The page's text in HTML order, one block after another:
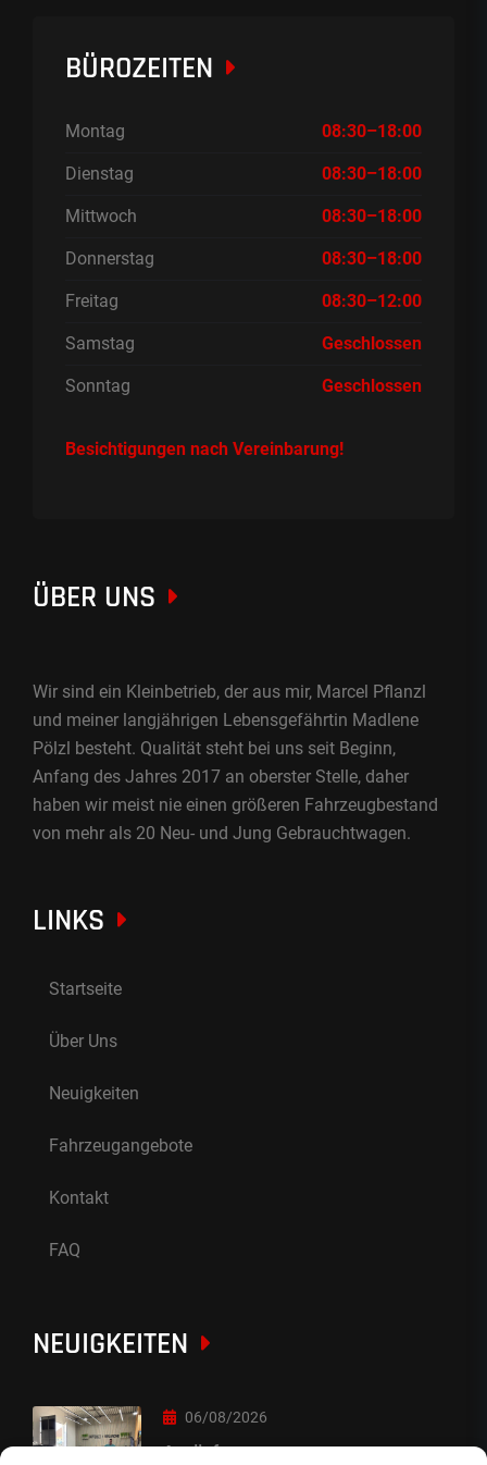
BÜROZEITEN
Montag 08:30–18:00
Dienstag 08:30–18:00
Mittwoch 08:30–18:00
Donnerstag 08:30–18:00
Freitag 08:30–12:00
Samstag Geschlossen
Sonntag Geschlossen
Besichtigungen nach Vereinbarung!
ÜBER UNS
Wir sind ein Kleinbetrieb, der aus mir, Marcel Pflanzl
und meiner langjährigen Lebensgefährtin Madlene
Pölzl besteht. Qualität steht bei uns seit Beginn,
Anfang des Jahres 2017 an oberster Stelle, daher
haben wir meist nie einen größeren Fahrzeugbestand
von mehr als 20 Neu- und Jung Gebrauchtwagen.
LINKS
Startseite
Über Uns
Neuigkeiten
Fahrzeugangebote
Kontakt
FAQ
NEUIGKEITEN
06/08/2026
Auslieferung